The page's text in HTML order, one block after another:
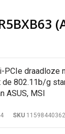
draadloze
802.11b/g
ASUS, MSI
SKU